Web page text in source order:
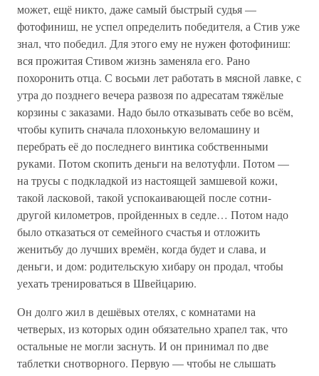
может, ещё никто, даже самый быстрый судья —
фотофиниш, не успел определить победителя, а Стив уже
знал, что победил. Для этого ему не нужен фотофиниш:
вся прожитая Стивом жизнь заменяла его. Рано
похоронить отца. С восьми лет работать в мясной лавке, с
утра до позднего вечера развозя по адресатам тяжёлые
корзины с заказами. Надо было отказывать себе во всём,
чтобы купить сначала плохонькую веломашину и
перебрать её до последнего винтика собственными
руками. Потом скопить деньги на велотуфли. Потом —
на трусы с подкладкой из настоящей замшевой кожи,
такой ласковой, такой успокаивающей после сотни-
другой километров, пройденных в седле… Потом надо
было отказаться от семейного счастья и отложить
женитьбу до лучших времён, когда будет и слава, и
деньги, и дом: родительскую хибару он продал, чтобы
уехать тренироваться в Швейцарию.
Он долго жил в дешёвых отелях, с комнатами на
четверых, из которых один обязательно храпел так, что
остальные не могли заснуть. И он принимал по две
таблетки снотворного. Первую — чтобы не слышать